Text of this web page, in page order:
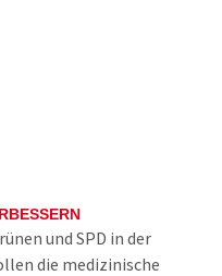
und SPD in der
die medizinische